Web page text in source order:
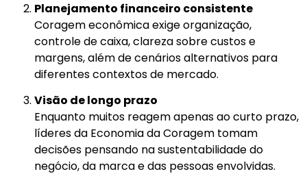
Planejamento financeiro consistente
Coragem econômica exige organização,
controle de caixa, clareza sobre custos e
margens, além de cenários alternativos para
diferentes contextos de mercado.
Visão de longo prazo
Enquanto muitos reagem apenas ao curto prazo,
líderes da Economia da Coragem tomam
decisões pensando na sustentabilidade do
negócio, da marca e das pessoas envolvidas.